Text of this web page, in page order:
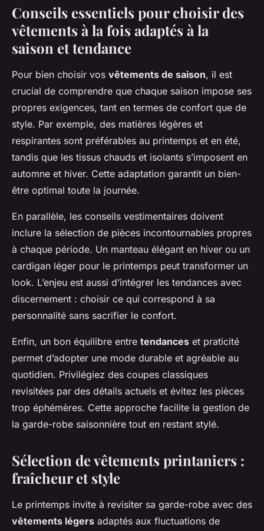
Conseils essentiels pour choisir des
vêtements à la fois adaptés à la
saison et tendance
Pour bien choisir vos vêtements de saison, il est
crucial de comprendre que chaque saison impose ses
propres exigences, tant en termes de confort que de
style. Par exemple, des matières légères et
respirantes sont préférables au printemps et en été,
tandis que les tissus chauds et isolants s’imposent en
automne et hiver. Cette adaptation garantit un bien-
être optimal toute la journée.
En parallèle, les conseils vestimentaires doivent
inclure la sélection de pièces incontournables propres
à chaque période. Un manteau élégant en hiver ou un
cardigan léger pour le printemps peut transformer un
look. L’enjeu est aussi d’intégrer les tendances avec
discernement : choisir ce qui correspond à sa
personnalité sans sacrifier le confort.
Enfin, un bon équilibre entre tendances et praticité
permet d’adopter une mode durable et agréable au
quotidien. Privilégiez des coupes classiques
revisitées par des détails actuels et évitez les pièces
trop éphémères. Cette approche facilite la gestion de
la garde-robe saisonnière tout en restant stylé.
Sélection de vêtements printaniers :
fraîcheur et style
Le printemps invite à revisiter sa garde-robe avec des
vêtements légers adaptés aux fluctuations de